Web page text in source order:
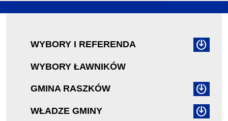
WYBORY I REFERENDA
WYBORY ŁAWNIKÓW
GMINA RASZKÓW
WŁADZE GMINY